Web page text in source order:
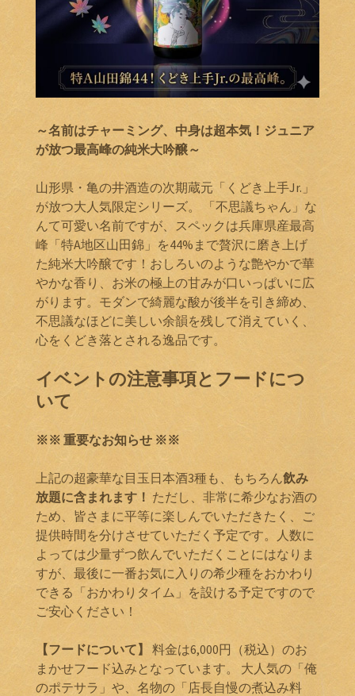
～名前はチャーミング、中身は超本気！ジュニア
が放つ最高峰の純米大吟醸～
山形県・亀の井酒造の次期蔵元「くどき上手Jr.」
が放つ大人気限定シリーズ。 「不思議ちゃん」な
んて可愛い名前ですが、スペックは兵庫県産最高
峰「特A地区山田錦」を44%まで贅沢に磨き上げ
た純米大吟醸です！おしろいのような艶やかで華
やかな香り、お米の極上の甘みが口いっぱいに広
がります。モダンで綺麗な酸が後半を引き締め、
不思議なほどに美しい余韻を残して消えていく、
心をくどき落とされる逸品です。
イベントの注意事項とフードにつ
いて
※※ 重要なお知らせ ※※
上記の超豪華な目玉日本酒3種も、もちろん飲み
放題に含まれます！ ただし、非常に希少なお酒の
ため、皆さまに平等に楽しんでいただきたく、ご
提供時間を分けさせていただく予定です。人数に
よっては少量ずつ飲んでいただくことにはなりま
すが、最後に一番お気に入りの希少種をおかわり
できる「おかわりタイム」を設ける予定ですので
ご安心ください！
【フードについて】
料金は6,000円（税込）のお
まかせフード込みとなっています。 大人気の「俺
のポテサラ」や、名物の「店長自慢の煮込み料